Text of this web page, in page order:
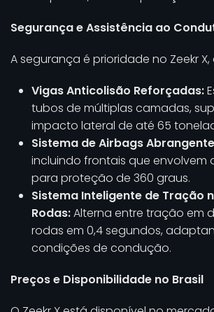
Segurança e Assistência ao
A segurança é prioridade no Zeekr
Vigas Anticolisão Reforçadas:
tubos de múltiplas camadas,
impacto lateral de até 65
Sistema de Airbags
incluindo frontais que envolvem
para proteção de 360 graus.
Sistema Inteligente de Tração
Rodas:Alterna entre tração em
rodas em 0,4 segundos,
condições de condução.
Preços e Disponibilidade no Brasil